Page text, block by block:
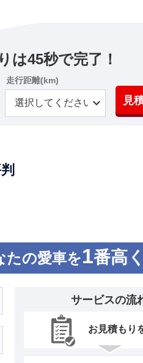
サーマルマネジメントの改良
よび4WDストラテジーなど
際の最大回生性能は、従来モデ
上向上した。また、充電速度
ラスの総容量は従来モデルの
面とのほぼ完璧な接続性を実
ドスイッチ、パワーステアリ
仕様車では、タイカン４Sに
。エクステリアでは、新型の
た新しいフロントエンドとリア
ェンダーとフラットなヘッド
ンに変更されている。高解像
しいヘッドライトは、ポルシェ
は45秒で完了！
走行距離(km)
見
たの愛車を1番高く
サービスの流
お見積もり